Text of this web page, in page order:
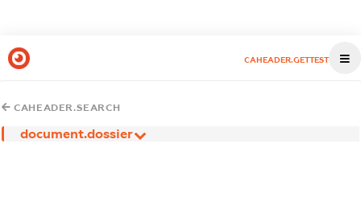
CAHEADER.GETTEST
CAHEADER.SEARCH
document.dossier